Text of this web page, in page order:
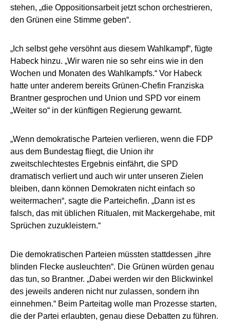
stehen, „die Oppositionsarbeit jetzt schon orchestrieren,
den Grünen eine Stimme geben“.
„Ich selbst gehe versöhnt aus diesem Wahlkampf“, fügte
Habeck hinzu. „Wir waren nie so sehr eins wie in den
Wochen und Monaten des Wahlkampfs.“ Vor Habeck
hatte unter anderem bereits Grünen-Chefin Franziska
Brantner gesprochen und Union und SPD vor einem
„Weiter so“ in der künftigen Regierung gewarnt.
„Wenn demokratische Parteien verlieren, wenn die FDP
aus dem Bundestag fliegt, die Union ihr
zweitschlechtestes Ergebnis einfährt, die SPD
dramatisch verliert und auch wir unter unseren Zielen
bleiben, dann können Demokraten nicht einfach so
weitermachen“, sagte die Parteichefin. „Dann ist es
falsch, das mit üblichen Ritualen, mit Mackergehabe, mit
Sprüchen zuzukleistern.“
Die demokratischen Parteien müssten stattdessen „ihre
blinden Flecke ausleuchten“. Die Grünen würden genau
das tun, so Brantner. „Dabei werden wir den Blickwinkel
des jeweils anderen nicht nur zulassen, sondern ihn
einnehmen.“ Beim Parteitag wolle man Prozesse starten,
die der Partei erlaubten, genau diese Debatten zu führen.